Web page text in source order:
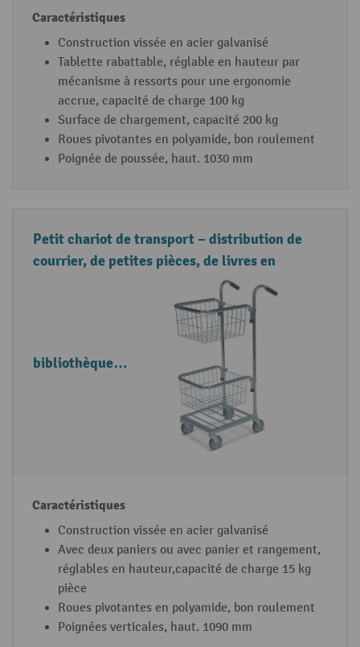
Construction vissée en acier galvanisé
Tablette rabattable, réglable en hauteur par
mécanisme à ressorts pour une ergonomie
accrue, capacité de charge 100 kg
Surface de chargement, capacité 200 kg
Roues pivotantes en polyamide, bon roulement
Poignée de poussée, haut. 1030 mm
Petit chariot de transport – distribution de
courrier, de petites pièces, de livres en
bibliothèque…
Construction vissée en acier galvanisé
Avec deux paniers ou avec panier et rangement,
réglables en hauteur,capacité de charge 15 kg
pièce
Roues pivotantes en polyamide, bon roulement
Poignées verticales, haut. 1090 mm